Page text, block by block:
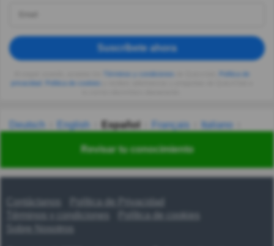
Revisar tu conocimiento
Suscríbete ahora
privacidad
Deutsch English Español Français
Italiano
Українська हिन्दी 한국어 汉语
Contáctanos
Política de Privacidad
Términos y condiciones